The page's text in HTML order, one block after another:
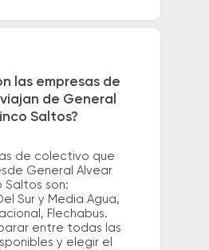
las empresas de
de General
Saltos?
de colectivo que
General Alvear
Saltos son:
Sur y Media Agua,
Flechabus.
entre todas las
y elegir el